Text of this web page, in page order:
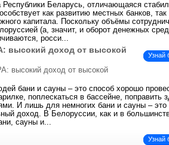
Республики Беларусь, отличающаяся
как развитию местных банков, так
капитала. Поскольку объёмы
(а, значит, и оборот денежных
росси...
Узнай
высокий доход от высокой
бани и сауны – это способ хорошо
поплескаться в бассейне, поправить
И лишь для немногих бани и сауны – это
доход. В Белоруссии, как и в
сауны и...
Узнай